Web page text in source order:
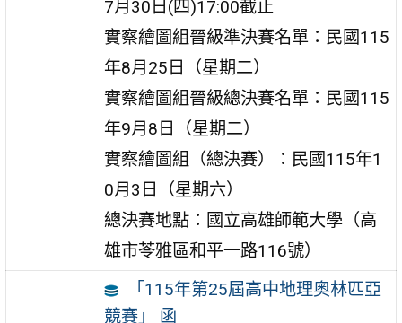
7月30日(四)17:00截止
實察繪圖組晉級準決賽名單：民國115
年8月25日（星期二）
實察繪圖組晉級總決賽名單：民國115
年9月8日（星期二）
實察繪圖組（總決賽）：民國115年1
0月3日（星期六）
總決賽地點：國立高雄師範大學（高
雄市苓雅區和平一路116號）
「115年第25屆高中地理奧林匹亞
競賽」 函